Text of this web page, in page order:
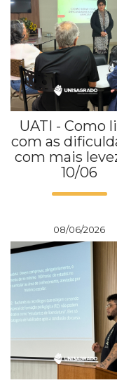
UATI - Como
com as
com mais
10/06
08/06/2026